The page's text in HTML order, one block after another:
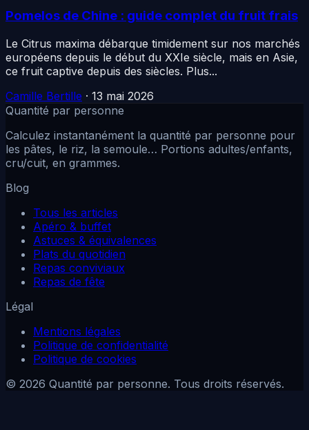
Pomelos de Chine : guide complet du fruit frais
Le Citrus maxima débarque timidement sur nos marchés
européens depuis le début du XXIe siècle, mais en Asie,
ce fruit captive depuis des siècles. Plus...
Camille Bertille · 13 mai 2026
Quantité par personne
Calculez instantanément la quantité par personne pour
les pâtes, le riz, la semoule… Portions adultes/enfants,
cru/cuit, en grammes.
Blog
Tous les articles
Apéro & buffet
Astuces & équivalences
Plats du quotidien
Repas conviviaux
Repas de fête
Légal
Mentions légales
Politique de confidentialité
Politique de cookies
© 2026 Quantité par personne. Tous droits réservés.